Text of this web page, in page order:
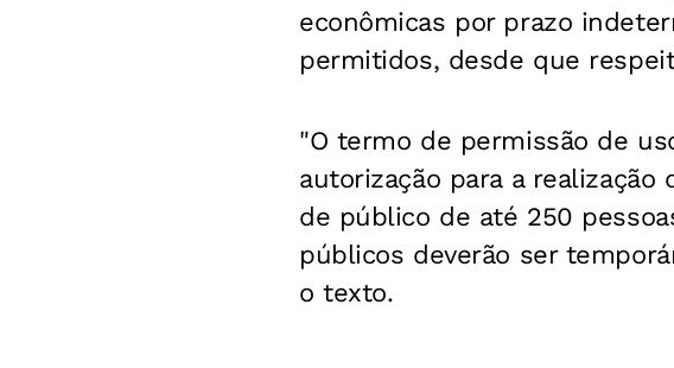
econômicas por prazo
permitidos, desde que
"O termo de permissão de
autorização para a
de público de até 250
públicos deverão ser
o texto.